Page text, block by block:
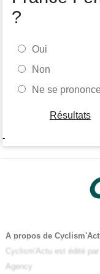
?
Oui
Non
Ne se
Résultats
-
A propos de
Cyclism'Actu est édité par
Agency